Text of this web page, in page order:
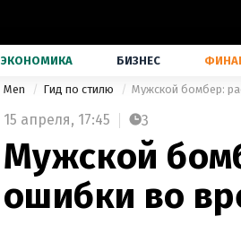
ЭКОНОМИКА БИЗНЕС
Men Гид по стилю Мужской бомбер:
15 апреля, 17:45 3
Мужской
ошибки во